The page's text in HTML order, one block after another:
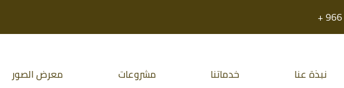
نبذة عنا خدماتنا مشروعات معرض الصور